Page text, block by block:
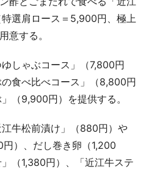
選肩ロース＝5,900円、極上
意する。
しゃぶコース」（7,800円
食べ比べコース」（8,800円
（9,900円）を提供する。
牛松前漬け」（880円）や
円）、だし巻き卵（1,200
（1,380円）、「近江牛ステ